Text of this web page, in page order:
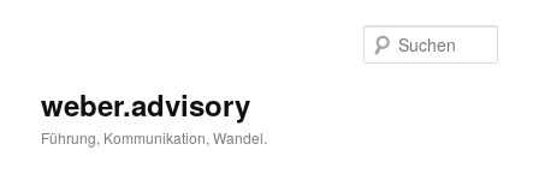
weber.advisory
Führung, Kommunikation, Wandel.